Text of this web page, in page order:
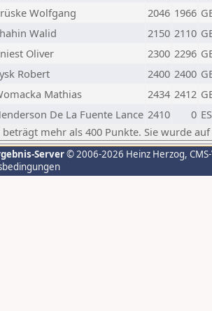
Wolfgang 2046 1966
Walid 2150 2110
Oliver 2300 2296
Robert 2400 2400
Mathias 2434 2412
De La Fuente Lance 2410 0
mehr als 400 Punkte. Sie wurde
Server© 2006-2026 Heinz Herzog,